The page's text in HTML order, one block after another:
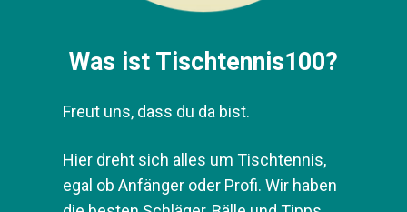
Was ist Tischtennis100?
egal ob Anfänger oder Profi. Wir
haben die besten Schläger, Bälle und